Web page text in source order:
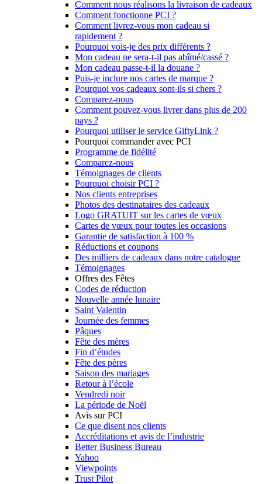
Comment nous réalisons la livraison de cadeaux
Comment fonctionne PCI ?
Comment livrez-vous mon cadeau si
rapidement ?
Pourquoi vois-je des prix différents ?
Mon cadeau ne sera-t-il pas abîmé/cassé ?
Mon cadeau passe-t-il la douane ?
Puis-je inclure nos cartes de marque ?
Pourquoi vos cadeaux sont-ils si chers ?
Comparez-nous
Comment pouvez-vous livrer dans plus de 200
pays ?
Pourquoi utiliser le service GiftyLink ?
Pourquoi commander avec PCI
Programme de fidélité
Comparez-nous
Témoignages de clients
Pourquoi choisir PCI ?
Nos clients entreprises
Photos des destinataires des cadeaux
Logo GRATUIT sur les cartes de vœux
Cartes de vœux pour toutes les occasions
Garantie de satisfaction à 100 %
Réductions et coupons
Des milliers de cadeaux dans notre catalogue
Témoignages
Offres des Fêtes
Codes de réduction
Nouvelle année lunaire
Saint Valentin
Journée des femmes
Pâques
Fête des mères
Fin d’études
Fête des pères
Saison des mariages
Retour à l’école
Vendredi noir
La période de Noël
Avis sur PCI
Ce que disent nos clients
Accréditations et avis de l’industrie
Better Business Bureau
Yahoo
Viewpoints
Trust Pilot